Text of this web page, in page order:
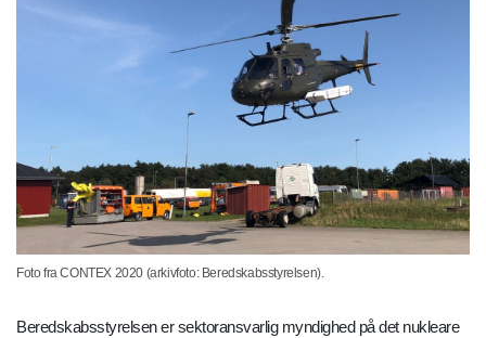
Foto fra CONTEX 2020 (arkivfoto: Beredskabsstyrelsen).
Beredskabsstyrelsen er sektoransvarlig myndighed på det nukleare